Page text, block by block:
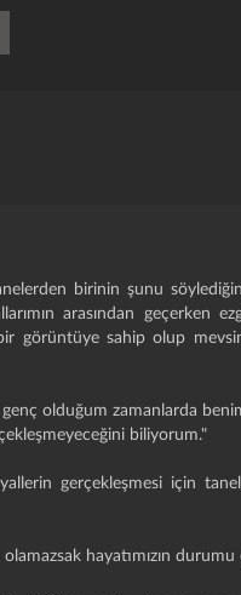
birinin şunu
arasından geçerken
görüntüye sahip olup
olduğum zamanlarda
biliyorum."
gerçekleşmesi için
hayatımızın